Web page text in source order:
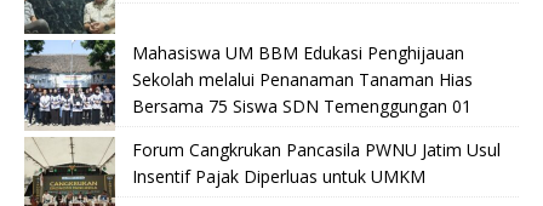
Mahasiswa UM BBM Edukasi Penghijauan
Sekolah melalui Penanaman Tanaman Hias
Bersama 75 Siswa SDN Temenggungan 01
Forum Cangkrukan Pancasila PWNU Jatim Usul
Insentif Pajak Diperluas untuk UMKM